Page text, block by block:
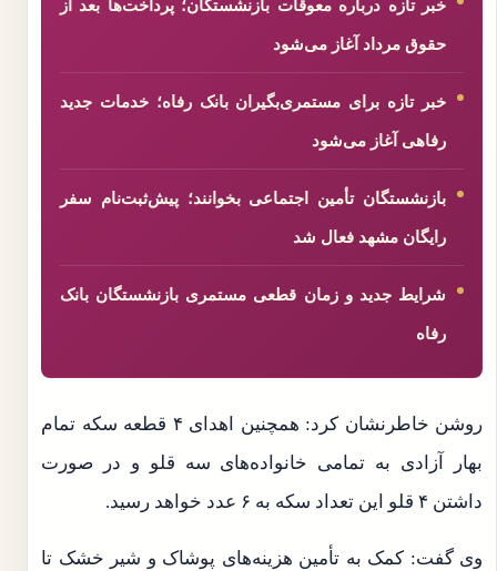
خبر تازه درباره معوقات بازنشستگان؛ پرداخت‌ها بعد از
حقوق مرداد آغاز می‌شود
خبر تازه برای مستمری‌بگیران بانک رفاه؛ خدمات جدید
رفاهی آغاز می‌شود
بازنشستگان تأمین اجتماعی بخوانند؛ پیش‌ثبت‌نام سفر
رایگان مشهد فعال شد
شرایط جدید و زمان قطعی مستمری بازنشستگان بانک
رفاه
روشن خاطرنشان کرد: همچنین اهدای ۴ قطعه سکه تمام
بهار آزادی به تمامی خانواده‌های سه قلو و در صورت
داشتن ۴ قلو این تعداد سکه به ۶ عدد خواهد رسید.
وی گفت: کمک به تأمین هزینه‌های پوشاک و شیر خشک تا